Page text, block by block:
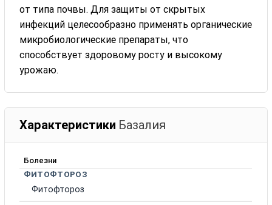
от типа почвы. Для защиты от скрытых
инфекций целесообразно применять органические
микробиологические препараты, что
способствует здоровому росту и высокому
урожаю.
Характеристики Базалия
Болезни
ФИТОФТОРОЗ
Фитофтороз